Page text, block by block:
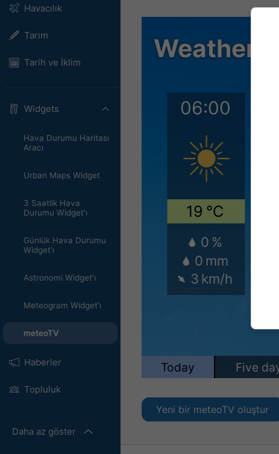
Havacılık
Tarım
Tarih ve İklim
Widgets
Hava Durumu Haritası
Aracı
Urban Maps Widget
3 Saatlik Hava
Durumu Widget'ı
Günlük Hava Durumu
Widget'ı
Astronomi Widget'ı
Meteogram Widget'ı
meteoTV
Haberler
Topluluk
Daha az göster
Yeni bir meteoTV oluştur